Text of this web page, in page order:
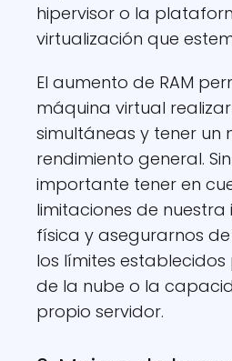
hipervisor o la
virtualización que
El aumento de RAM
máquina virtual
simultáneas y tener un
rendimiento general.
importante tener en
limitaciones de
física y asegurarnos
los límites
de la nube o la
propio servidor.